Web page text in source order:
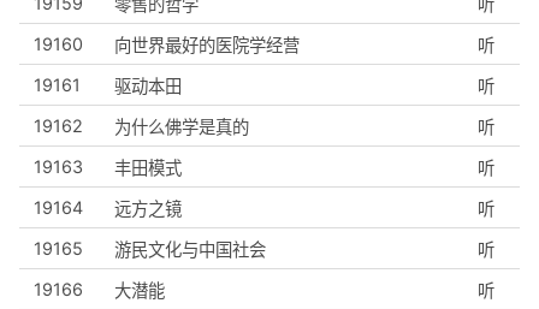
零售的哲学
听
19160
向世界最好的医院学经营
听
19161
驱动本田
听
19162
为什么佛学是真的
听
19163
丰田模式
听
19164
远方之镜
听
19165
游民文化与中国社会
听
19166
大潜能
听